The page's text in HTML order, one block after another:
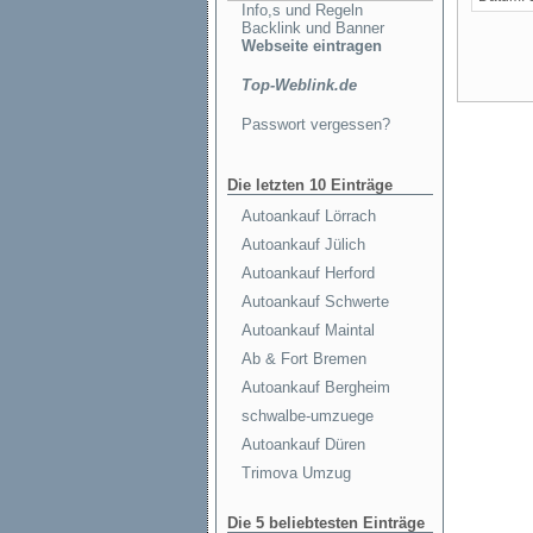
Info,s und Regeln
Backlink und Banner
Webseite eintragen
Top-Weblink.de
Passwort vergessen?
Die letzten 10 Einträge
Autoankauf Lörrach
Autoankauf Jülich
Autoankauf Herford
Autoankauf Schwerte
Autoankauf Maintal
Ab & Fort Bremen
Autoankauf Bergheim
schwalbe-umzuege
Autoankauf Düren
Trimova Umzug
Die 5 beliebtesten Einträge